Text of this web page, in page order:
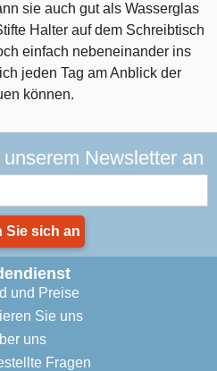
sie auch gut als Wasserglas
Halter auf dem Schreibtisch
einfach nebeneinander ins
jeden Tag am Anblick der
können.
Newsletter an
Sie sich an
und Preise
Sie uns
uns
Fragen